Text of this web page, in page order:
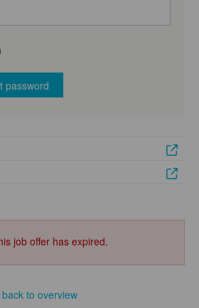
password
job offer has expired.
back to overview